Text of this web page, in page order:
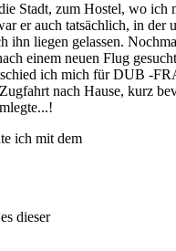
Stadt, zum Hostel, wo ich
er auch tatsächlich, in der
ihn liegen gelassen.
einem neuen Flug
ich mich für DUB -
nach Hause, kurz
ich mit dem
dieser